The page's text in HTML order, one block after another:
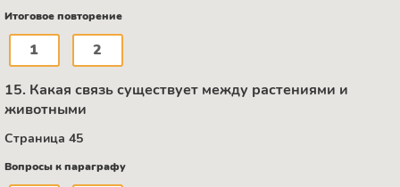
Итоговое повторение
1 2
15. Какая связь существует между растениями и
животными
Страница 45
Вопросы к параграфу